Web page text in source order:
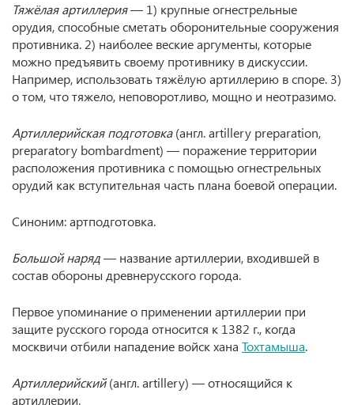
Тяжёлая артиллерия— 1) крупные огнестрельные
орудия, способные сметать оборонительные сооружения
противника. 2) наиболее веские аргументы, которые
можно предъявить своему противнику в дискуссии.
Например, использовать тяжёлую артиллерию в споре. 3)
о том, что тяжело, неповоротливо, мощно и неотразимо.
Артиллерийская подготовка(англ. artillery preparation,
preparatory bombardment) — поражение территории
расположения противника с помощью огнестрельных
орудий как вступительная часть плана боевой операции.
Синоним: артподготовка.
Большой наряд— название артиллерии, входившей в
состав обороны древнерусского города.
Первое упоминание о применении артиллерии при
защите русского города относится к 1382 г., когда
москвичи отбили нападение войск хана Тохтамыша.
Артиллерийский(англ. artillery) — относящийся к
артиллерии.